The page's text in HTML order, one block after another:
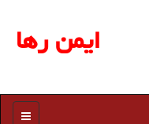
ایمن رها
منو